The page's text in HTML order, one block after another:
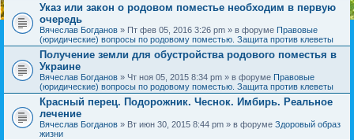
Указ или закон о родовом поместье необходим в первую
очередь
Вячеслав Богданов » Пт фев 05, 2016 3:26 pm » в форуме Правовые
(юридические) вопросы по родовому поместью. Защита против клеветы
Получение земли для обустройства родового поместья в
Украине
Вячеслав Богданов » Чт ноя 05, 2015 8:34 pm » в форуме Правовые
(юридические) вопросы по родовому поместью. Защита против клеветы
Красный перец. Подорожник. Чеснок. Имбирь. Реальное
лечение
Вячеслав Богданов » Вт июн 30, 2015 8:44 pm » в форуме Здоровый образ
жизни